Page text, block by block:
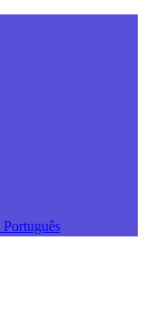
Português